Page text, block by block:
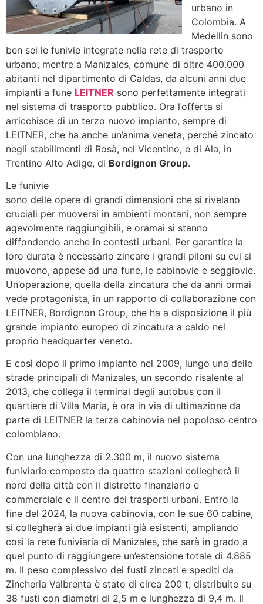
urbano in
Colombia. A
Medellin sono
ben sei le funivie integrate nella rete di trasporto
urbano, mentre a Manizales, comune di oltre 400.000
abitanti nel dipartimento di Caldas, da alcuni anni due
impianti a fune LEITNER sono perfettamente integrati
nel sistema di trasporto pubblico. Ora l’offerta si
arricchisce di un terzo nuovo impianto, sempre di
LEITNER, che ha anche un’anima veneta, perché zincato
negli stabilimenti di Rosà, nel Vicentino, e di Ala, in
Trentino Alto Adige, di Bordignon Group.
Le funivie
sono delle opere di grandi dimensioni che si rivelano
cruciali per muoversi in ambienti montani, non sempre
agevolmente raggiungibili, e oramai si stanno
diffondendo anche in contesti urbani. Per garantire la
loro durata è necessario zincare i grandi piloni su cui si
muovono, appese ad una fune, le cabinovie e seggiovie.
Un’operazione, quella della zincatura che da anni ormai
vede protagonista, in un rapporto di collaborazione con
LEITNER, Bordignon Group, che ha a disposizione il più
grande impianto europeo di zincatura a caldo nel
proprio headquarter veneto.
E così dopo il primo impianto nel 2009, lungo una delle
strade principali di Manizales, un secondo risalente al
2013, che collega il terminal degli autobus con il
quartiere di Villa Maria, è ora in via di ultimazione da
parte di LEITNER la terza cabinovia nel popoloso centro
colombiano.
Con una lunghezza di 2.300 m, il nuovo sistema
funiviario composto da quattro stazioni collegherà il
nord della città con il distretto finanziario e
commerciale e il centro dei trasporti urbani. Entro la
fine del 2024, la nuova cabinovia, con le sue 60 cabine,
si collegherà ai due impianti già esistenti, ampliando
così la rete funiviaria di Manizales, che sarà in grado a
quel punto di raggiungere un’estensione totale di 4.885
m. Il peso complessivo dei fusti zincati e spediti da
Zincheria Valbrenta è stato di circa 200 t, distribuite su
38 fusti con diametri di 2,5 m e lunghezza di 9,4 m. Il